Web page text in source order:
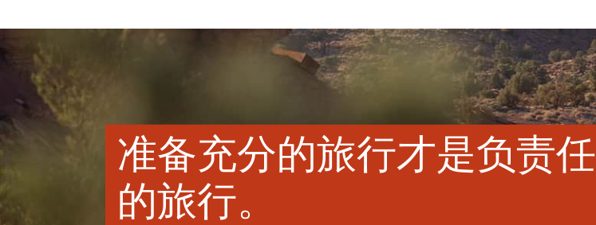
准备充分的旅行才是负责任
的旅行。